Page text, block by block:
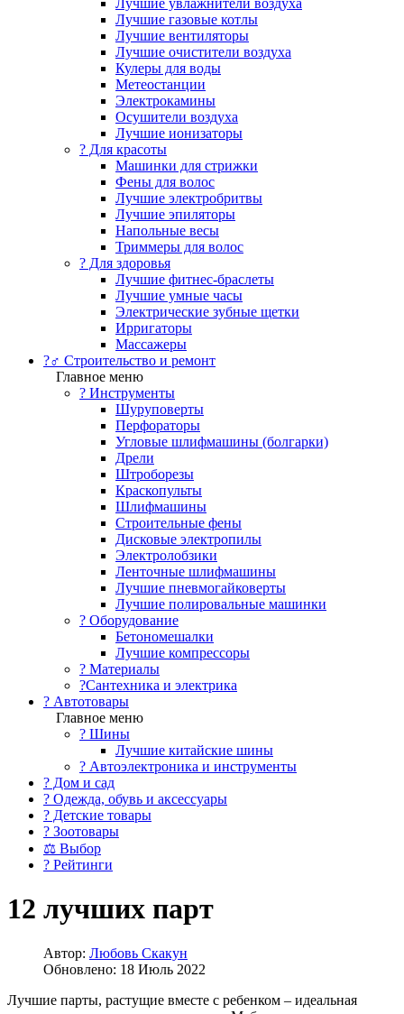
Лучшие газовые котлы
Лучшие вентиляторы
Лучшие очистители воздуха
Кулеры для воды
Метеостанции
Электрокамины
Осушители воздуха
Лучшие ионизаторы
? Для красоты
Машинки для стрижки
Фены для волос
Лучшие электробритвы
Лучшие эпиляторы
Напольные весы
Триммеры для волос
? Для здоровья
Лучшие фитнес-браслеты
Лучшие умные часы
Электрические зубные щетки
Ирригаторы
Массажеры
?‍♂️ Строительство и ремонт
Главное меню
?️ Инструменты
Шуруповерты
Перфораторы
Угловые шлифмашины (болгарки)
Дрели
Штроборезы
Краскопульты
Шлифмашины
Строительные фены
Дисковые электропилы
Электролобзики
Ленточные шлифмашины
Лучшие пневмогайковерты
Лучшие полировальные машинки
?️ Оборудование
Бетономешалки
Лучшие компрессоры
? Материалы
?Сантехника и электрика
? Автотовары
Главное меню
? Шины
Лучшие китайские шины
? Автоэлектроника и инструменты
? Дом и сад
? Одежда, обувь и аксессуары
? Детские товары
? Зоотовары
⚖ Выбор
? Рейтинги
12 лучших парт
Автор: Любовь Скакун
Обновлено: 18 Июль 2022
Лучшие парты, растущие вместе с ребенком – идеальная